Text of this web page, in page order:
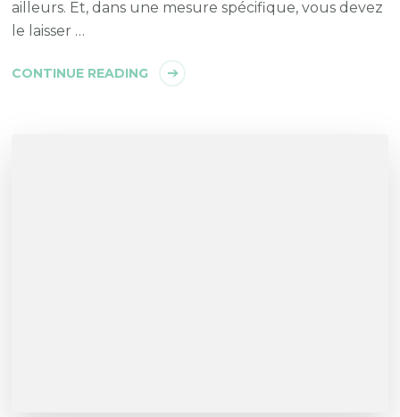
ailleurs. Et, dans une mesure spécifique, vous devez
le laisser …
CONTINUE READING